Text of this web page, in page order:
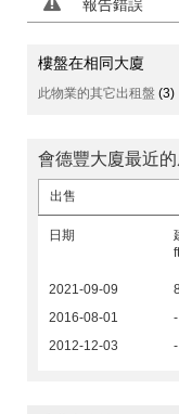
報告錯誤
樓盤在相同大廈
此物業的其它出租盤 (3)
會德豐大廈最近
出售
日期
ft
2021-09-09
2016-08-01
-
2012-12-03
-